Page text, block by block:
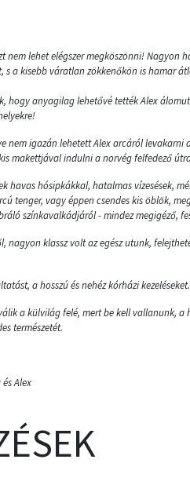
nem lehet elégszer megköszönni! Nagyon
a kisebb váratlan zökkenőkön is hamar
hogy anyagilag lehetővé tették Alex
nem igazán lehetett Alex arcáról levakarni
makettjával indulni a norvég felfedező
havas hósipkákkal, hatalmas vízesések,
tenger, vagy éppen csendes kis öblök,
színkavalkádjáról - mindez megigéző,
nagyon klassz volt az egész utunk,
a hosszú és nehéz kórházi kezeléseket.
a külvilág felé, mert be kell vallanunk, a
természetét.
Alex